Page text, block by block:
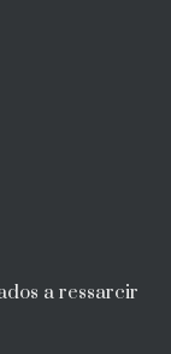
a ressarcir